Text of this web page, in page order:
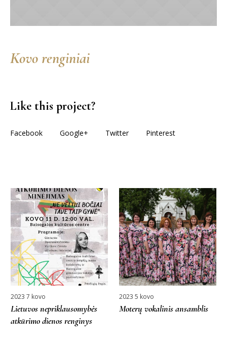
Kovo renginiai
Like this project?
Facebook Google+ Twitter Pinterest
More projects
2023 7 kovo
Lietuvos nepriklausomybės
atkūrimo dienos renginys
2023 5 kovo
Moterų vokalinis ansamblis